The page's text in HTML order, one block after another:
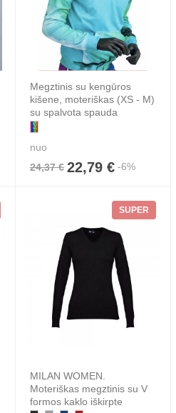
Megztinis su kengūros
kišene, moteriškas (XS - M)
su spalvota spauda
nuo
24,37 € 22,79 € -6%
SUPER
MILAN WOMEN.
Moteriškas megztinis su V
formos kaklo iškirpte